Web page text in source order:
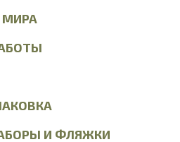
И ФЛЯЖКИ